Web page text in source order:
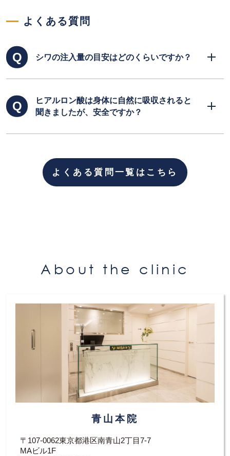
よくある質問
シワの注入量の目安はどのくらいですか？
浅いシワの場合は0.3cc以下、深いシワの場合
はおよそ0.6～0.8cc程度をシワの深さによって
注入量を調整致します 。
ヒアルロン酸は身体に自然に吸収されると
聞きましたが、安全ですか？
で、安全性の高いものですが、アレルギーの可
能性がゼロではありません。
アレルギー反応が形成されるものなので、事前
に確認することが難しいのです。
しているヒアルロン酸を溶かす治療が必要にな
ります。
治療内容:ヒアルロン酸を溶かす治療
治療費用:¥39600
リスク、副作用:アレルギー(アレルギー反応を
確認するため、皮内注射テストを行います)・
よくある質問一覧はこちら
About the clinic
青山本院
〒107-0062東京都港区南青山2丁目7-7
MAビル1F